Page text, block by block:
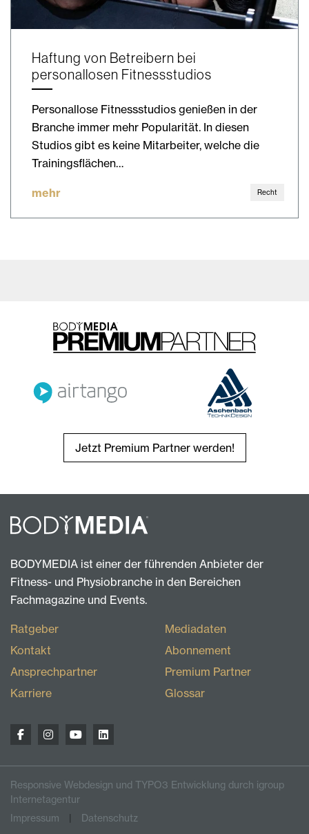
Haftung von Betreibern bei
personallosen Fitnessstudios
Personallose Fitnessstudios genießen in der
Branche immer mehr Popularität. In diesen
Studios gibt es keine Mitarbeiter, welche die
Trainingsflächen…
mehr Recht
Jetzt Premium Partner werden!
BODYMEDIA ist einer der führenden Anbieter der
Fitness- und Physiobranche in den Bereichen
Fachmagazine und Events.
Ratgeber
Kontakt
Ansprechpartner
Karriere
Mediadaten
Abonnement
Premium Partner
Glossar
Responsive Webdesign und TYPO3 Entwicklung durch igroup
Internetagentur
Impressum
Datenschutz